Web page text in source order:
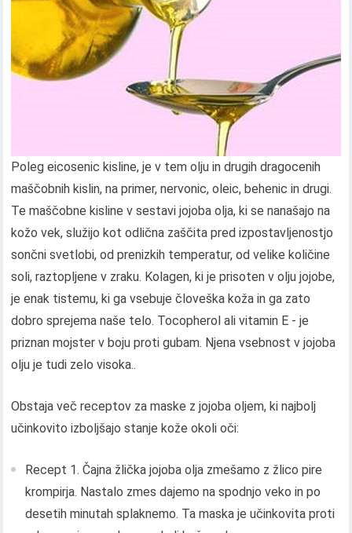
Poleg eicosenic kisline, je v tem olju in drugih dragocenih
maščobnih kislin, na primer, nervonic, oleic, behenic in drugi.
Te maščobne kisline v sestavi jojoba olja, ki se nanašajo na
kožo vek, služijo kot odlična zaščita pred izpostavljenostjo
sončni svetlobi, od prenizkih temperatur, od velike količine
soli, raztopljene v zraku. Kolagen, ki je prisoten v olju jojobe,
je enak tistemu, ki ga vsebuje človeška koža in ga zato
dobro sprejema naše telo. Tocopherol ali vitamin E - je
priznan mojster v boju proti gubam. Njena vsebnost v jojoba
olju je tudi zelo visoka..
Obstaja več receptov za maske z jojoba oljem, ki najbolj
učinkovito izboljšajo stanje kože okoli oči:
Recept 1. Čajna žlička jojoba olja zmešamo z žlico pire
krompirja. Nastalo zmes dajemo na spodnjo veko in po
desetih minutah splaknemo. Ta maska ​​je učinkovita proti